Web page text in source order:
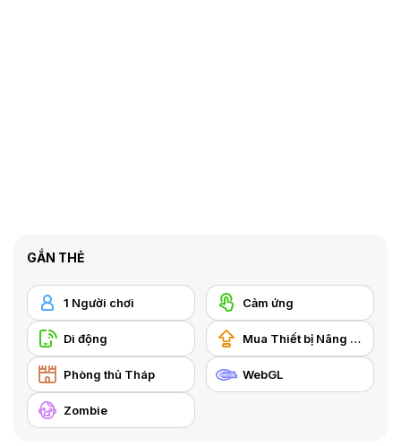
GẮN THẺ
1 Người chơi Cảm ứng
Di động Mua Thiết bị Nâng cấp
Phòng thủ Tháp WebGL
Zombie